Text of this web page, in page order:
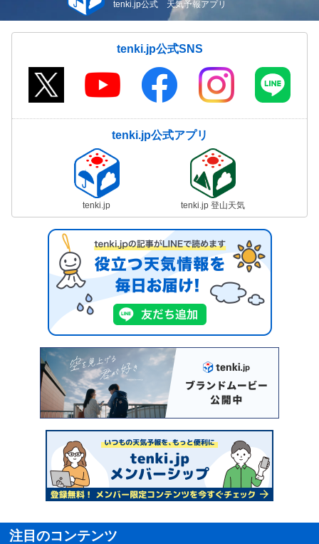
tenki.jp公式 天気予報アプリ
tenki.jp公式SNS
tenki.jp公式アプリ
tenki.jp tenki.jp 登山天気
注目のコンテンツ